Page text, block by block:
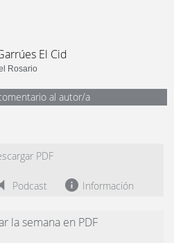
El Cid
Rosario
al autor/a
PDF
Podcast Información
la semana en PDF